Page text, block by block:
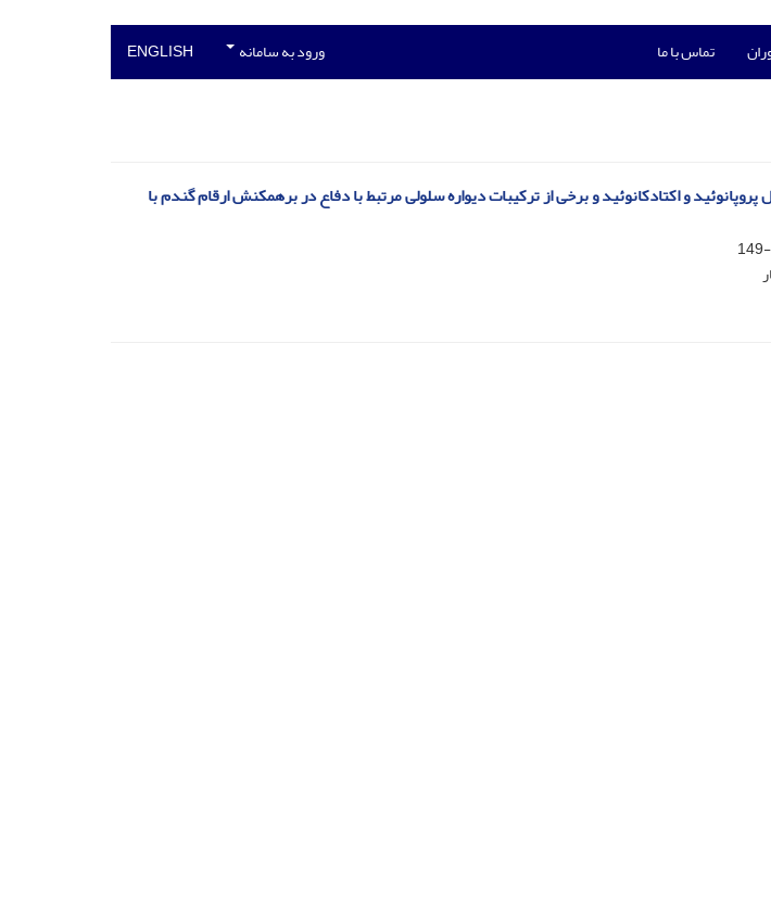
تماس با ما ورود به سامانه ENGLISH
و اکتادکانوئید و برخی از ترکیبات دیواره سلولی مرتبط با دفاع در برهمکنش ارقام گندم با